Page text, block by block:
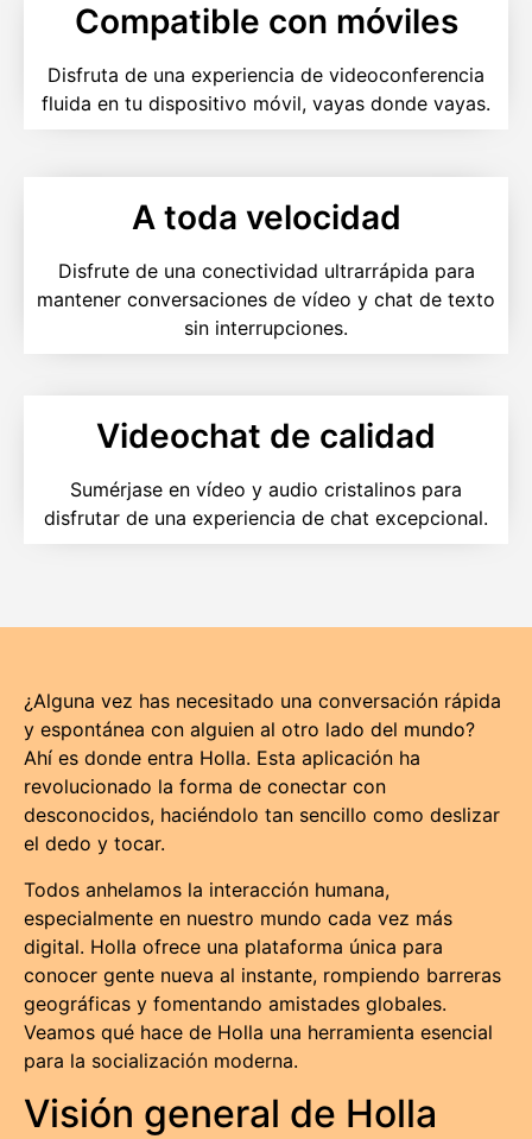
Compatible con móviles
Disfruta de una experiencia de videoconferencia
fluida en tu dispositivo móvil, vayas donde vayas.
A toda velocidad
Disfrute de una conectividad ultrarrápida para
mantener conversaciones de vídeo y chat de texto
sin interrupciones.
Videochat de calidad
Sumérjase en vídeo y audio cristalinos para
disfrutar de una experiencia de chat excepcional.
¿Alguna vez has necesitado una conversación rápida
y espontánea con alguien al otro lado del mundo?
Ahí es donde entra Holla. Esta aplicación ha
revolucionado la forma de conectar con
desconocidos, haciéndolo tan sencillo como deslizar
el dedo y tocar.
Todos anhelamos la interacción humana,
especialmente en nuestro mundo cada vez más
digital. Holla ofrece una plataforma única para
conocer gente nueva al instante, rompiendo barreras
geográficas y fomentando amistades globales.
Veamos qué hace de Holla una herramienta esencial
para la socialización moderna.
Visión general de Holla